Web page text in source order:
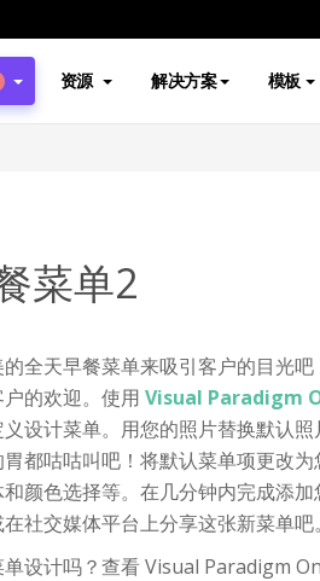
资源 解决方案 模板
菜单2
全天早餐菜单来吸引客户的目光
的欢迎。使用 Visual Paradigm
设计菜单。用您的照片替换默认
都咕咕叫吧！将默认菜单项更改
颜色选择等。在几分钟内完成添
社交媒体平台上分享这张新菜单吧。
设计吗？查看 Visual Paradigm